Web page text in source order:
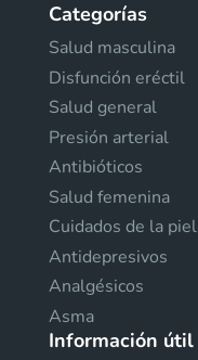
Categorías
Salud masculina
Disfunción eréctil
Salud general
Presión arterial
Antibióticos
Salud femenina
Cuidados de la piel
Antidepresivos
Analgésicos
Asma
Información útil